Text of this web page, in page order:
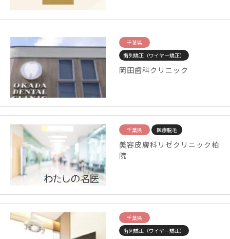
千葉県
歯列矯正（ワイヤー矯正）
岡田歯科クリニック
千葉県 医療脱毛
美容皮膚科リゼクリニック柏
院
千葉県
歯列矯正（ワイヤー矯正）